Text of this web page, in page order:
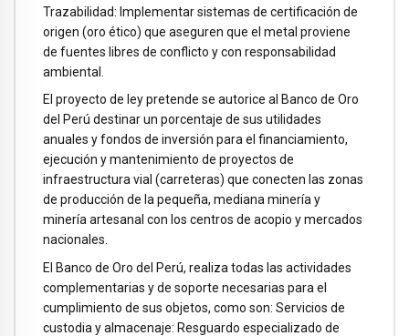
Trazabilidad: Implementar sistemas de certificación de
origen (oro ético) que aseguren que el metal proviene
de fuentes libres de conflicto y con responsabilidad
ambiental.
El proyecto de ley pretende se autorice al Banco de Oro
del Perú destinar un porcentaje de sus utilidades
anuales y fondos de inversión para el financiamiento,
ejecución y mantenimiento de proyectos de
infraestructura vial (carreteras) que conecten las zonas
de producción de la pequeña, mediana minería y
minería artesanal con los centros de acopio y mercados
nacionales.
El Banco de Oro del Perú, realiza todas las actividades
complementarias y de soporte necesarias para el
cumplimiento de sus objetos, como son: Servicios de
custodia y almacenaje: Resguardo especializado de